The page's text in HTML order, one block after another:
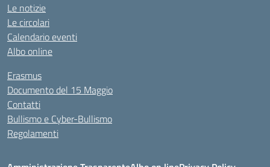
Le notizie
Le circolari
Calendario eventi
Albo online
Erasmus
Documento del 15 Maggio
Contatti
Bullismo e Cyber-Bullismo
Regolamenti